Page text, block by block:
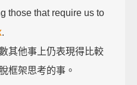
those that require us to
.
其他事上仍表現得比較
框架思考的事。